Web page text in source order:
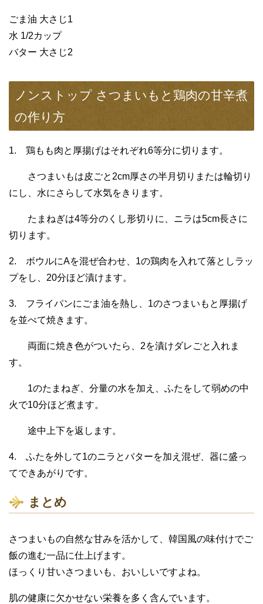
ごま油 大さじ1
水 1/2カップ
バター 大さじ2
ノンストップ さつまいもと鶏肉の甘辛煮
の作り方
1. 鶏もも肉と厚揚げはそれぞれ6等分に切ります。
さつまいもは皮ごと2cm厚さの半月切りまたは輪切り
にし、水にさらして水気をきります。
たまねぎは4等分のくし形切りに、ニラは5cm長さに
切ります。
2. ボウルにAを混ぜ合わせ、1の鶏肉を入れて落としラッ
プをし、20分ほど漬けます。
3. フライパンにごま油を熱し、1のさつまいもと厚揚げ
を並べて焼きます。
両面に焼き色がついたら、2を漬けダレごと入れま
す。
1のたまねぎ、分量の水を加え、ふたをして弱めの中
火で10分ほど煮ます。
途中上下を返します。
4. ふたを外して1のニラとバターを加え混ぜ、器に盛っ
てできあがりです。
まとめ
さつまいもの自然な甘みを活かして、韓国風の味付けでご
飯の進む一品に仕上げます。
ほっくり甘いさつまいも、おいしいですよね。
肌の健康に欠かせない栄養を多く含んでいます。